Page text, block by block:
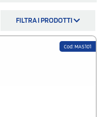
e diminuiscono al
FILTRA I PRODOTTI
Cod: MAS101